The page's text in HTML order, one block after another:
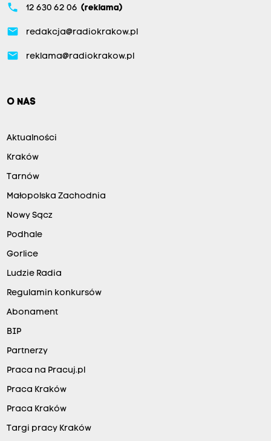
phone 12 630 62 06 (reklama)
email redakcja@radiokrakow.pl
email reklama@radiokrakow.pl
O NAS
Aktualności
Kraków
Tarnów
Małopolska Zachodnia
Nowy Sącz
Podhale
Gorlice
Ludzie Radia
Regulamin konkursów
Abonament
BIP
Partnerzy
Praca na Pracuj.pl
Praca Kraków
Praca Kraków
Targi pracy Kraków